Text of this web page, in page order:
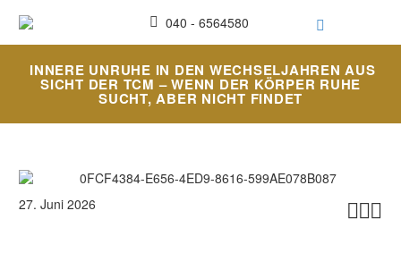
040 - 6564580
INNERE UNRUHE IN DEN WECHSELJAHREN AUS
SICHT DER TCM – WENN DER KÖRPER RUHE
SUCHT, ABER NICHT FINDET

27. Juni 2026